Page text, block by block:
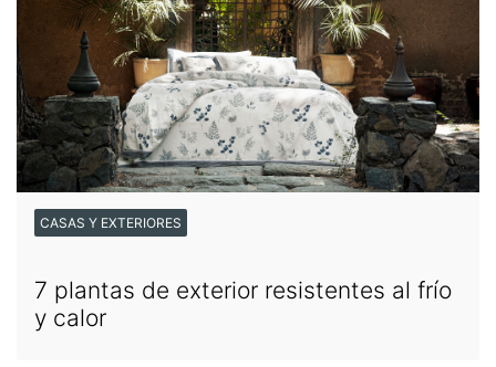
CASAS Y EXTERIORES
7 plantas de exterior resistentes al frío
y calor